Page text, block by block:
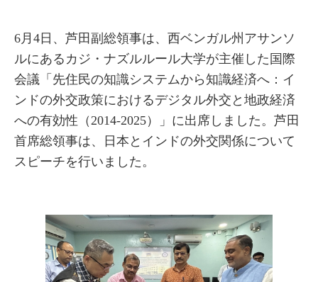
6月4日、芦田副総領事は、西ベンガル州アサンソ
ルにあるカジ・ナズルルール大学が主催した国際
会議「先住民の知識システムから知識経済へ：イ
ンドの外交政策におけるデジタル外交と地政経済
への有効性（2014-2025）」に出席しました。芦田
首席総領事は、日本とインドの外交関係について
スピーチを行いました。